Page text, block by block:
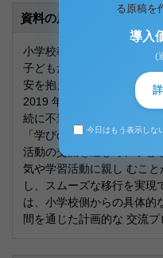
資料の原本内容
小学校教育における大きな
子どもたちが環境の変化に
安を抱える「小 1 プロブレ
2019 年）。この課題の背
続に不連続があること が
「学びの連続性」の確保
活動の交流を通して、子ど
気や学習活動に親し むこ
し、スムーズな移行を実
は、小学校側からの具体的
間を通じた計画的な 交流プ
る原稿を
導入
(
今日はもう表示しな